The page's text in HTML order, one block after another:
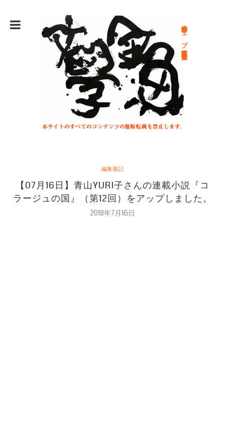
総合文学ウェブ情報誌 文学金魚
編集後記
【07月16日】青山YURI子さんの連載小説『コ
ラージュの国』（第12回）をアップしました。
2018年7月16日